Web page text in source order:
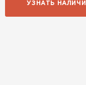
УЗНАТЬ